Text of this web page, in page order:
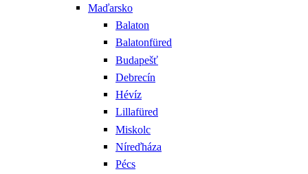
Maďarsko
Balaton
Balatonfüred
Budapešť
Debrecín
Hévíz
Lillafüred
Miskolc
Níreďháza
Pécs